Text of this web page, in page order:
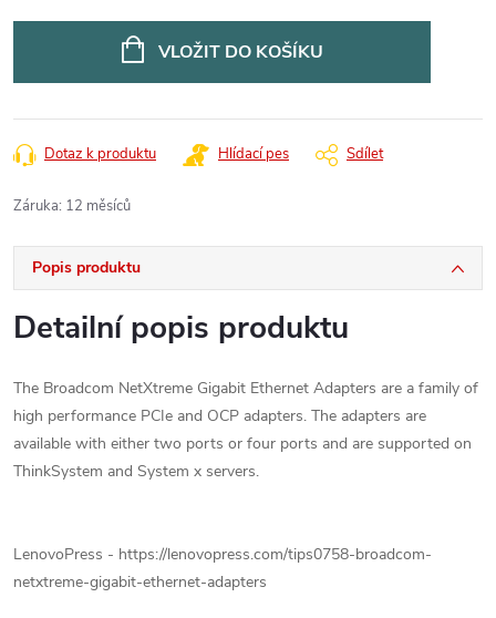
VLOŽIT DO KOŠÍKU
Dotaz k produktu Hlídací pes Sdílet
Záruka: 12 měsíců
Popis produktu
Detailní popis produktu
The Broadcom NetXtreme Gigabit Ethernet Adapters are a family of
high performance PCIe and OCP adapters. The adapters are
available with either two ports or four ports and are supported on
ThinkSystem and System x servers.
LenovoPress - https://lenovopress.com/tips0758-broadcom-
netxtreme-gigabit-ethernet-adapters